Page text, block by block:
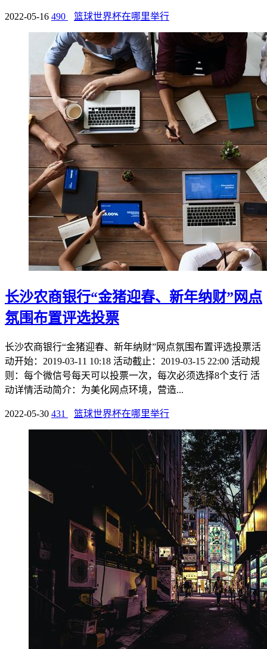
2022-05-16 490 篮球世界杯在哪里举行
长沙农商银行“金猪迎春、新年纳财”网点
氛围布置评选投票
长沙农商银行“金猪迎春、新年纳财”网点氛围布置评选投票活
动开始：2019-03-11 10:18 活动截止：2019-03-15 22:00 活动规
则：每个微信号每天可以投票一次，每次必须选择8个支行 活
动详情活动简介：为美化网点环境，营造...
2022-05-30 431 篮球世界杯在哪里举行